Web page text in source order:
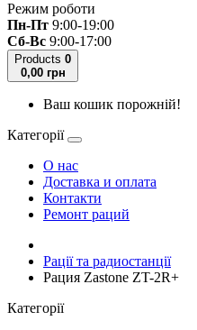
Режим роботи
Пн-Пт 9:00-19:00
Сб-Вс 9:00-17:00
Products 0
0,00 грн
Ваш кошик порожній!
Категорії
О нас
Доставка и оплата
Контакти
Ремонт раций
Рації та радиостанції
Рация Zastone ZT-2R+
Категорії